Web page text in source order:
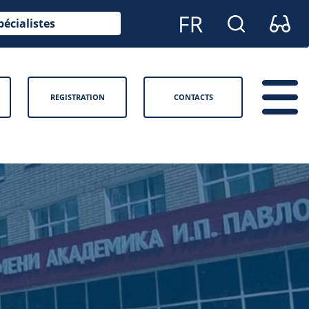
REGISTRATION CONTACTS